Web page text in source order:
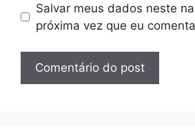
Salvar meus dados neste
próxima vez que eu